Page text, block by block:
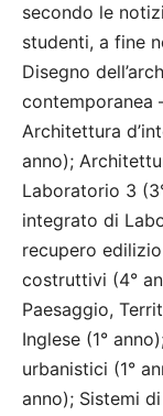
secondo le
studenti, a fine
Disegno
contemporanea
Architettura
anno);
Laboratorio 3
integrato di
recupero
costruttivi (4°
Paesaggio,
Inglese (1°
urbanistici (1°
anno); Sistemi